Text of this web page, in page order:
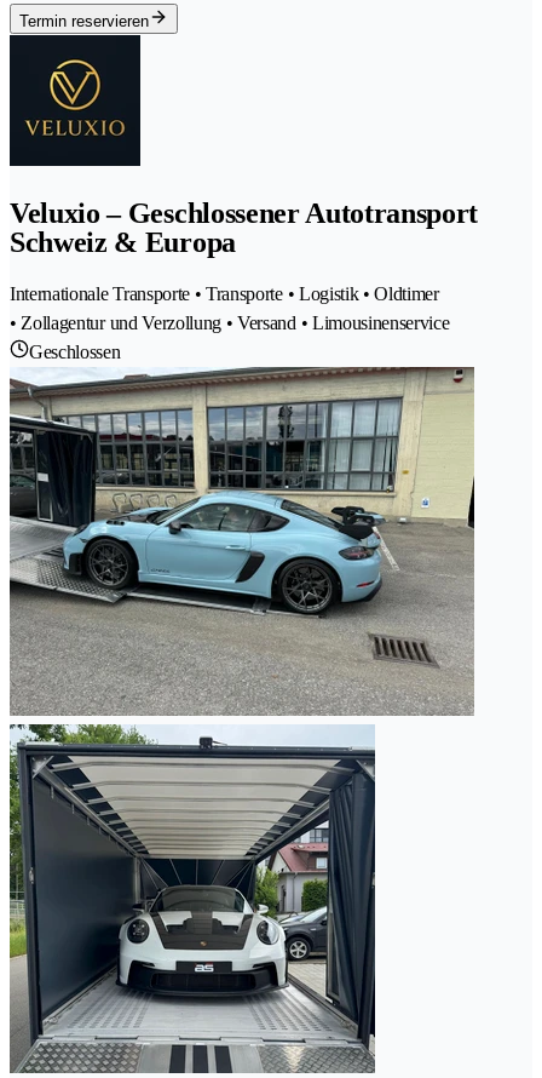
Termin reservieren
Veluxio – Geschlossener Autotransport
Schweiz & Europa
Internationale Transporte • Transporte • Logistik • Oldtimer
• Zollagentur und Verzollung • Versand • Limousinenservice
Geschlossen